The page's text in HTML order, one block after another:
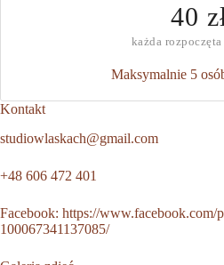
40
każda
Maksymalnie 5
Kontakt
studiowlaskach@gmail.com
+48 606 472 401
Facebook: https://www.facebook.com/
100067341137085/